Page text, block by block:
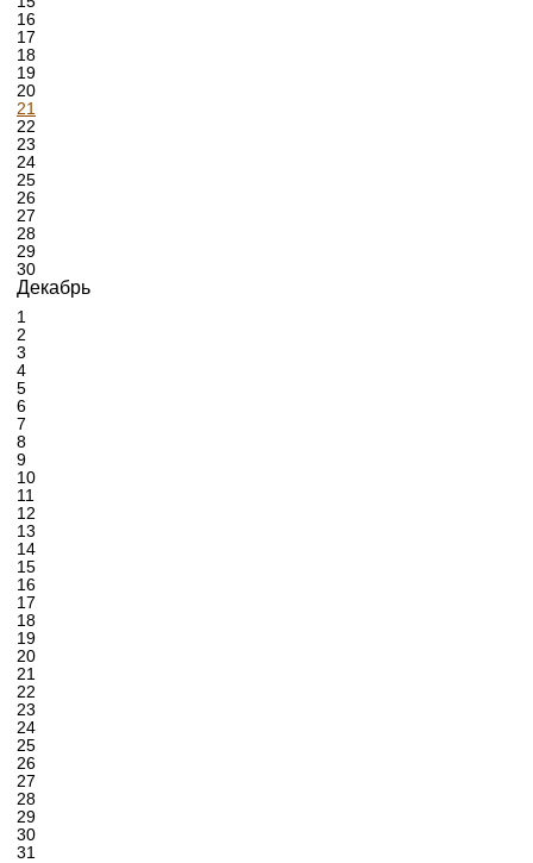
16
17
18
19
20
21
22
23
24
25
26
27
28
29
30
Декабрь
1
2
3
4
5
6
7
8
9
10
11
12
13
14
15
16
17
18
19
20
21
22
23
24
25
26
27
28
29
30
31